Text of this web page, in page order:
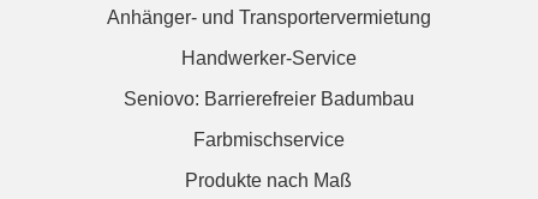
Anhänger- und Transportervermietung
Handwerker-Service
Seniovo: Barrierefreier Badumbau
Farbmischservice
Produkte nach Maß